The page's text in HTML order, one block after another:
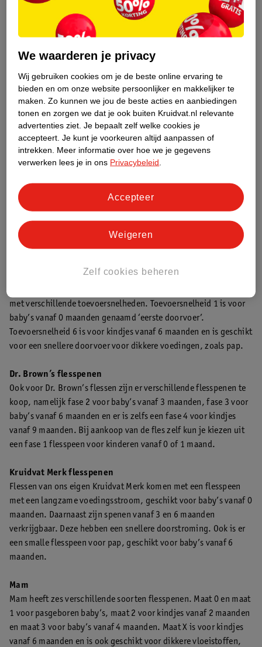
Merk hebben zo’n speciale papspeen.
Flesspenen van verschillende merken
Bij Kruidvat vind je veel verschillende merken flessen met
bijpassende flesspenen, zoals Difrax, Philips Avent, Mam en ons
eigen Kruidvat Merk.
Er zijn verschillende maten flesspenen verkrijgbaar van Difrax.
Als je de babyflesjes koopt zit er een maat S flesspeen voor
baby’s vanaf 0 maanden bij. Andere maten flesspenen zijn apart
verkrijgbaar: M voor baby’s vanaf 3 maanden en L voor baby’s
ingedikte voeding, zoals pap. Dan is er nog maat XL, deze
flesspeen is geschikt voor een papfles van grove granenpap.
Philips Avent flesspenen
Heb je Philips Avent babyflessen? Dan heb je al flesspenen voor
flesspenen zijn ook apart te koop. Zo koop je flesspenen voor
met verschillende toevoersnelheden. Toevoersnelheid 1 is voor
baby’s vanaf 0 maanden genaamd ‘eerste doorvoer’.
Toevoersnelheid 6 is voor kindjes vanaf 6 maanden en is geschikt
voor een snellere doorvoer voor dikkere voedingen, zoals pap.
Dr. Brown’s flesspenen
Ook voor Dr. Brown’s flessen zijn er verschillende flesspenen te
koop, namelijk fase 2 voor baby’s vanaf 3 maanden, fase 3 voor
baby’s vanaf 6 maanden en er is zelfs een fase 4 voor kindjes
vanaf 9 maanden. Bij aankoop van de fles zelf kun je kiezen uit
een fase 1 flesspeen voor kinderen vanaf 0 of 1 maand.
Kruidvat Merk flesspenen
Flessen van ons eigen Kruidvat Merk komen met een flesspeen
met een langzame voedingsstroom, geschikt voor baby’s vanaf 0
maanden. Daarnaast zijn spenen vanaf 3 en 6 maanden
verkrijgbaar. Deze hebben een snellere doorstroming. Ook is er
een smalle flesspeen voor pap, geschikt voor baby’s vanaf 6
maanden.
Mam
Mam heeft zes verschillende soorten flesspenen. Maat 0 en maat
1 voor pasgeboren baby’s, maat 2 voor kindjes vanaf 2 maanden
en maat 3 voor baby’s vanaf 4 maanden. Maat X is voor kindjes
vanaf 6 maanden en is ook geschikt voor dikkere vloeistoffen,
We waarderen je privacy
Wij gebruiken cookies om je de beste online ervaring te
bieden en om onze website persoonlijker en makkelijker te
maken. Zo kunnen we jou de beste acties en aanbiedingen
tonen en zorgen we dat je ook buiten Kruidvat.nl relevante
advertenties ziet. Je bepaalt zelf welke cookies je
accepteert. Je kunt je voorkeuren altijd aanpassen of
intrekken.
Meer informatie over hoe we je gegevens
verwerken lees je in ons Privacybeleid
Zelf cookies beheren
Weigeren
Accepteer